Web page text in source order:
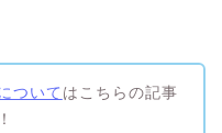
ついて はこちらの記事